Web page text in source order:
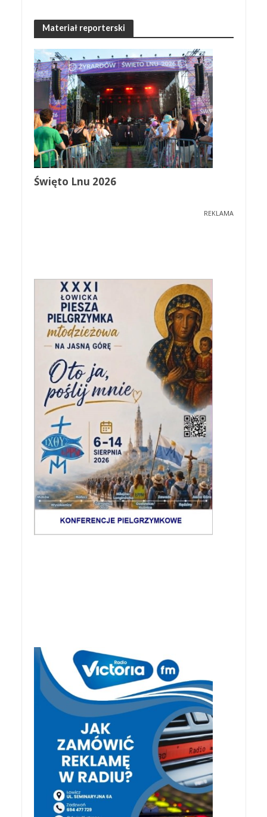
Materiał reporterski
Święto Lnu 2026
REKLAMA